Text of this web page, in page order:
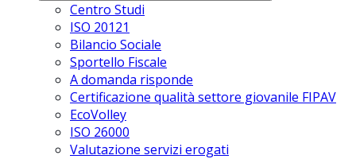
Centro Studi
ISO 20121
Bilancio Sociale
Sportello Fiscale
A domanda risponde
Certificazione qualità settore giovanile FIPAV
EcoVolley
ISO 26000
Valutazione servizi erogati